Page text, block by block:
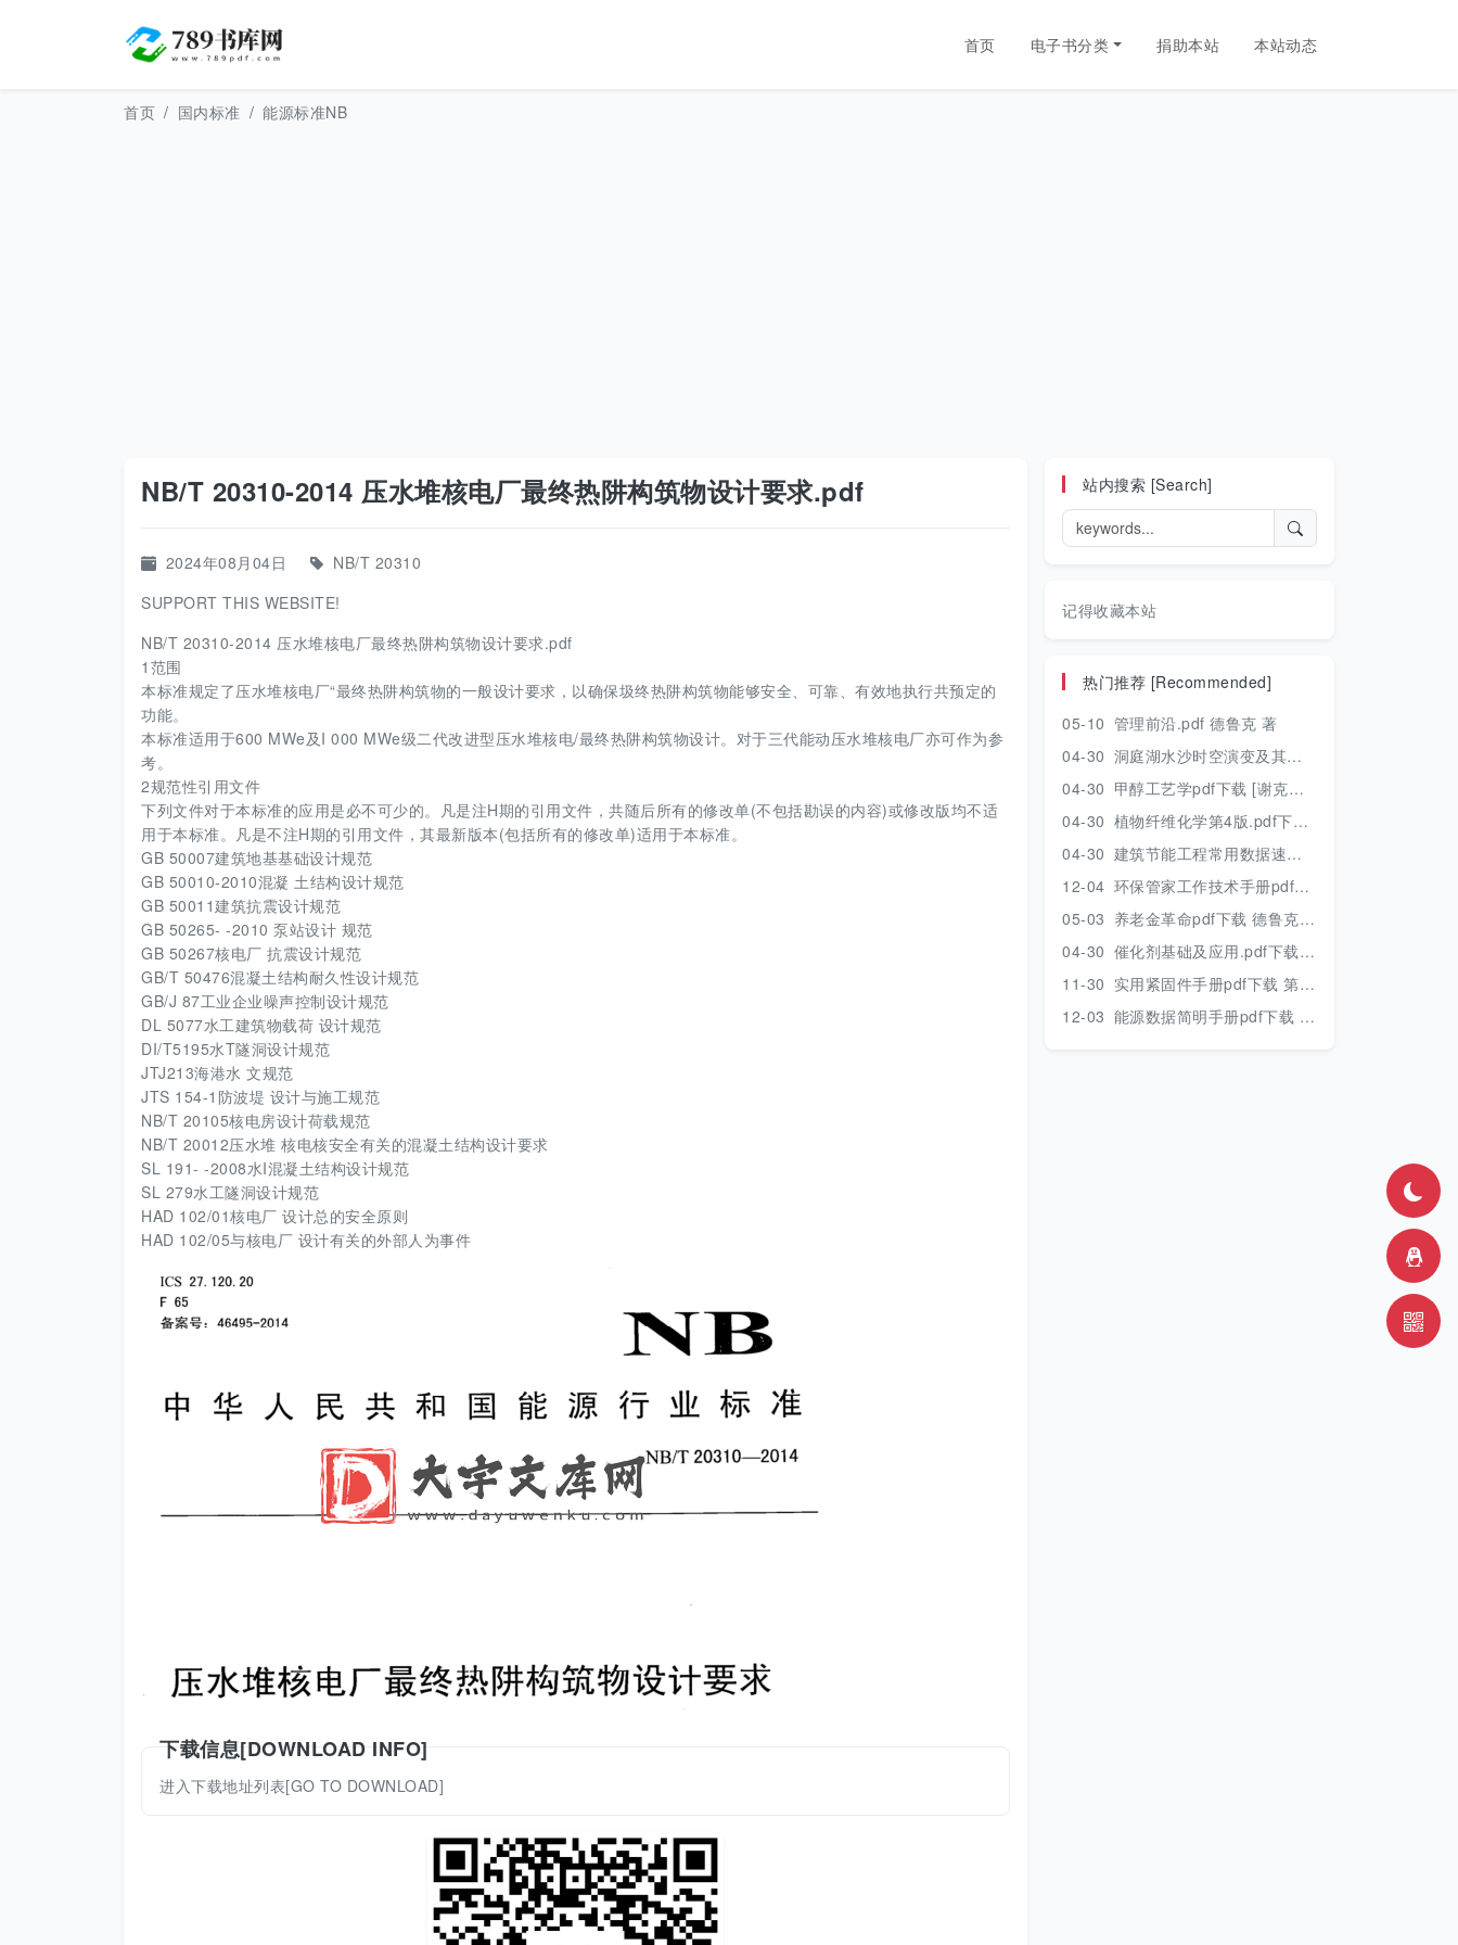
首页 电子书分类 捐助本站 本站动态
首页 国内标准 能源标准NB
NB/T 20310-2014 压水堆核电厂最终热阱构筑物设计要求.pdf
2024年08月04日
NB/T 20310
SUPPORT THIS WEBSITE!
NB/T 20310-2014 压水堆核电厂最终热阱构筑物设计要求.pdf
1范围
本标准规定了压水堆核电厂“最终热阱构筑物的一般设计要求，以确保圾终热阱构筑物能够安全、可靠、有效地执行共预定的
功能。
本标准适用于600 MWe及I 000 MWe级二代改进型压水堆核电/最终热阱构筑物设计。对于三代能动压水堆核电厂亦可作为参
考。
2规范性引用文件
下列文件对于本标准的应用是必不可少的。凡是注H期的引用文件，共随后所有的修改单(不包括勘误的内容)或修改版均不适
用于本标准。凡是不注H期的引用文件，其最新版本(包括所有的修改单)适用于本标准。
GB 50007建筑地基基础设计规范
GB 50010-2010混凝 土结构设计规范
GB 50011建筑抗震设计规范
GB 50265- -2010 泵站设计 规范
GB 50267核电厂 抗震设计规范
GB/T 50476混凝土结构耐久性设计规范
GB/J 87工业企业噪声控制设计规范
DL 5077水工建筑物载荷 设计规范
DI/T5195水T隧洞设计规范
JTJ213海港水 文规范
JTS 154-1防波堤 设计与施工规范
NB/T 20105核电房设计荷载规范
NB/T 20012压水堆 核电核安全有关的混凝土结构设计要求
SL 191- -2008水I混凝土结构设计规范
SL 279水工隧洞设计规范
HAD 102/01核电厂 设计总的安全原则
HAD 102/05与核电厂 设计有关的外部人为事件
下载信息[DOWNLOAD INFO]
进入下载地址列表[GO TO DOWNLOAD]
站内搜索 [Search]
记得收藏本站
热门推荐 [Recommended]
05-10 管理前沿.pdf 德鲁克 著
04-30 洞庭湖水沙时空演变及其对水资源安全的影响研究.pdf 胡光伟 著 2017年版
04-30 甲醇工艺学pdf下载 [谢克昌 房鼎业主编] 2010年版
04-30 植物纤维化学第4版.pdf下载 [裴继诚主编] 2012年版
04-30 建筑节能工程常用数据速查手册.pdf下载 [陈慢勤著] 2010年版
12-04 环保管家工作技术手册pdf下载 2019年版
05-03 养老金革命pdf下载 德鲁克 著
04-30 催化剂基础及应用.pdf下载 [季生福 张谦温 赵彬侠编] 2011年版
11-30 实用紧固件手册pdf下载 第三版 2018年版
12-03 能源数据简明手册pdf下载 2017版